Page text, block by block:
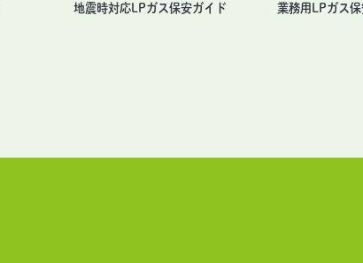
地震時対応LPガス保安ガイド 業務用LPガス